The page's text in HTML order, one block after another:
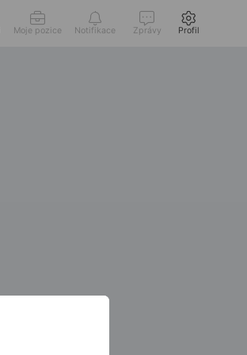
Moje pozice Notifikace Zprávy Profil